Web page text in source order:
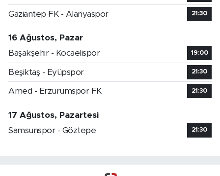
Gaziantep FK - Alanyaspor 21:30
16 Ağustos, Pazar
Başakşehir - Kocaelispor
19:00
Beşiktaş - Eyüpspor 21:30
Amed - Erzurumspor FK 21:30
17 Ağustos, Pazartesi
Samsunspor - Göztepe
21:30